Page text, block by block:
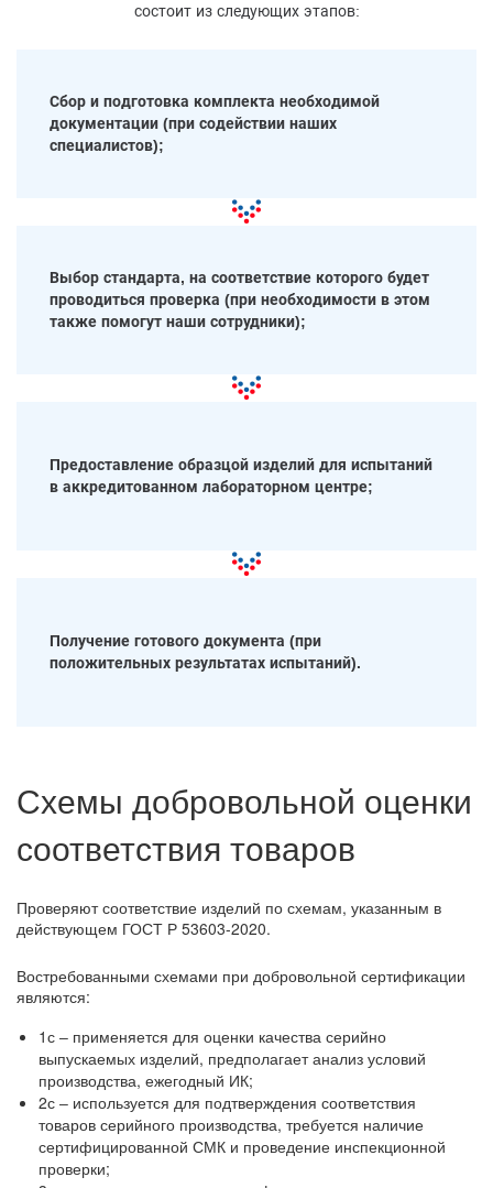
состоит из следующих этапов:
Сбор и подготовка комплекта необходимой
документации (при содействии наших
специалистов);
Выбор стандарта, на соответствие которого будет
проводиться проверка (при необходимости в этом
также помогут наши сотрудники);
Предоставление образцой изделий для испытаний
в аккредитованном лабораторном центре;
Получение готового документа (при
положительных результатах испытаний).
Схемы добровольной оценки
соответствия товаров
Проверяют соответствие изделий по схемам, указанным в
действующем ГОСТ Р 53603-2020.
Востребованными схемами при добровольной сертификации
являются:
1с ‒ применяется для оценки качества серийно
выпускаемых изделий, предполагает анализ условий
производства, ежегодный ИК;
2с ‒ используется для подтверждения соответствия
товаров серийного производства, требуется наличие
сертифицированной СМК и проведение инспекционной
проверки;